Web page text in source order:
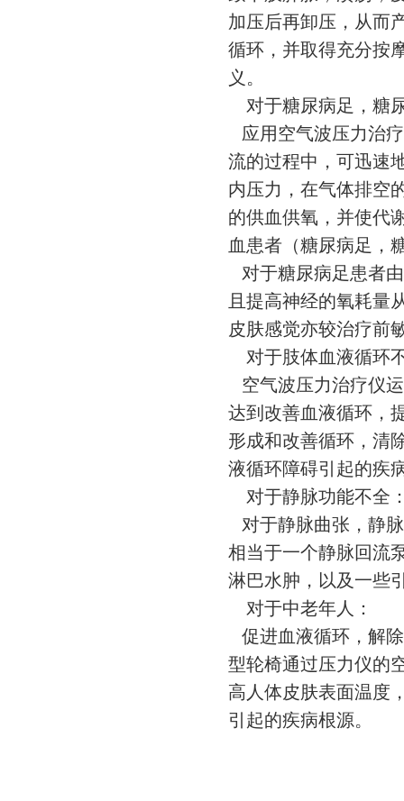
加压后再卸压，从而
循环，并取得充分按
义。
对于糖尿病足，糖
应用空气波压力治
流的过程中，可迅速
内压力，在气体排空
的供血供氧，并使代
血患者（糖尿病足，
对于糖尿病足患者
且提高神经的氧耗量
皮肤感觉亦较治疗前
对于肢体血液循
空气波压力治疗仪
达到改善血液循环，
形成和改善循环，清
液循环障碍引起的疾
对于静脉功能不
对于静脉曲张，静
相当于一个静脉回流
淋巴水肿，以及一些
对于中老年人：
促进血液循环，解
型轮椅通过压力仪的
高人体皮肤表面温度
引起的疾病根源。